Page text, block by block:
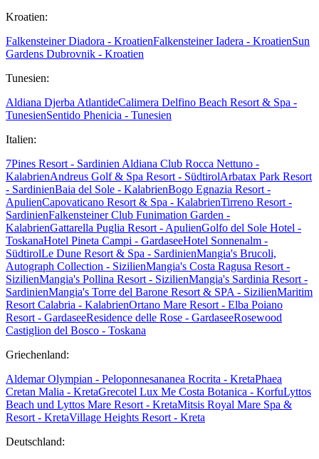
Kroatien:
Falkensteiner Diadora - KroatienFalkensteiner Iadera - KroatienSun
Gardens Dubrovnik - Kroatien
Tunesien:
Aldiana Djerba AtlantideCalimera Delfino Beach Resort & Spa -
TunesienSentido Phenicia - Tunesien
Italien:
7Pines Resort - Sardinien Aldiana Club Rocca Nettuno -
KalabrienAndreus Golf & Spa Resort - SüdtirolArbatax Park Resort
- SardinienBaia del Sole - KalabrienBogo Egnazia Resort -
ApulienCapovaticano Resort & Spa - KalabrienTirreno Resort -
SardinienFalkensteiner Club Funimation Garden -
KalabrienGattarella Puglia Resort - ApulienGolfo del Sole Hotel -
ToskanaHotel Pineta Campi - GardaseeHotel Sonnenalm -
SüdtirolLe Dune Resort & Spa - SardinienMangia's Brucoli,
Autograph Collection - SizilienMangia's Costa Ragusa Resort -
SizilienMangia's Pollina Resort - SizilienMangia's Sardinia Resort -
SardinienMangia's Torre del Barone Resort & SPA - SizilienMaritim
Resort Calabria - KalabrienOrtano Mare Resort - Elba Poiano
Resort - GardaseeResidence delle Rose - GardaseeRosewood
Castiglion del Bosco - Toskana
Griechenland:
Aldemar Olympian - Peloponnesananea Rocrita - KretaPhaea
Cretan Malia - KretaGrecotel Lux Me Costa Botanica - KorfuLyttos
Beach und Lyttos Mare Resort - KretaMitsis Royal Mare Spa &
Resort - KretaVillage Heights Resort - Kreta
Deutschland: